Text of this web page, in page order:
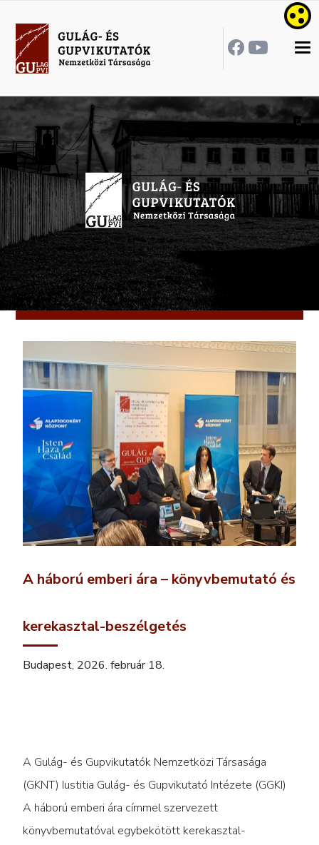
A háború emberi ára – könyvbemutató és
kerekasztal-beszélgetés
Budapest, 2026. február 18.
A Gulág- és Gupvikutatók Nemzetközi Társasága
(GKNT) Iustitia Gulág- és Gupvikutató Intézete (GGKI)
A háború emberi ára címmel szervezett
könyvbemutatóval egybekötött kerekasztal-